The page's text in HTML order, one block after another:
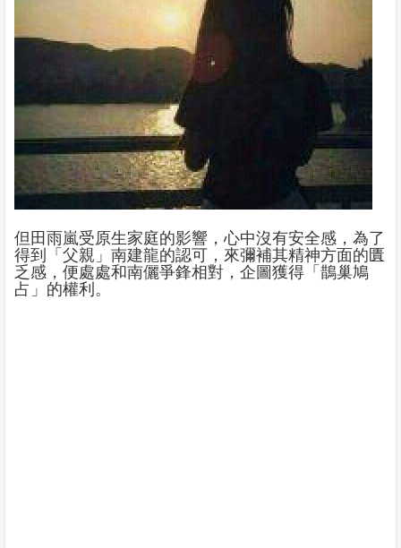
但田雨嵐受原生家庭的影響，心中沒有安全感，為了
得到「父親」南建龍的認可，來彌補其精神方面的匱
乏感，便處處和南儷爭鋒相對，企圖獲得「鵲巢鳩
占」的權利。